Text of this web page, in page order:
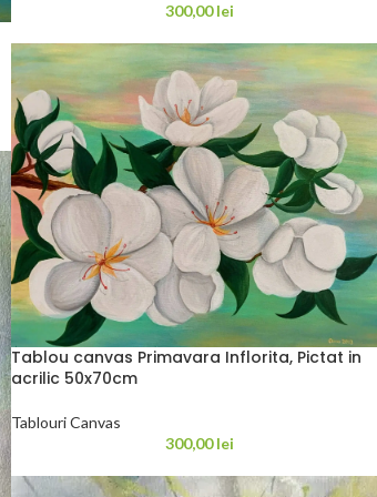
300,00lei
Tablou canvas Primavara Inflorita, Pictat in
acrilic 50x70cm
Tablouri Canvas
300,00lei